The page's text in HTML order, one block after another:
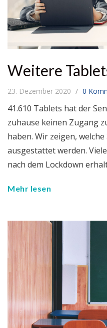
Weitere
23. Dezember 2020 0
41.610 Tablets hat der
zuhause keinen Zugang
haben. Wir zeigen,
ausgestattet werden.
nach dem Lockdown
Mehr lesen